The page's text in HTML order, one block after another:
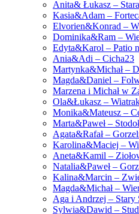
Anita& Łukasz –
Kasia&Adam –
Elvorien&Konrad –
Dominika&Ram –
Edyta&Karol – Patio
Ania&Adi – Cicha23
Martynka&Michał –
Magda&Daniel –
Marzena i Michał w
Ola&Łukasz –
Monika&Mateusz –
Marta&Paweł –
Agata&Rafał –
Karolina&Maciej –
Aneta&Kamil –
Natalia&Paweł –
Kalina&Marcin –
Magda&Michał –
Aga i Andrzej – Stary
Sylwia&Dawid –